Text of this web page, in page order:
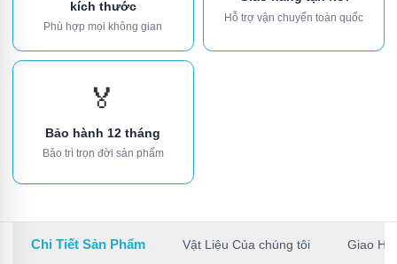
kích thước
Phù hợp mọi không gian
Hỗ trợ vận chuyển toàn quốc
🏅
Bảo hành 12 tháng
Bảo trì trọn đời sản phẩm
Chi Tiết Sản Phẩm Vật Liệu Của chúng tôi Giao